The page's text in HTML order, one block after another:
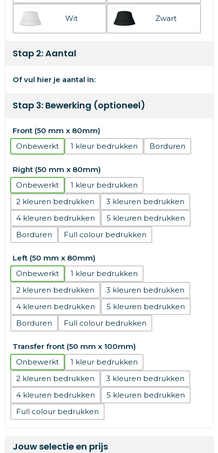
Wit Zwart
Stap 2: Aantal
Of vul hier je aantal in:
Stap 3: Bewerking (optioneel)
Front (50 mm x 80mm)
Onbewerkt
1 Borduren
Right (50 mm x 80mm)
Onbewerkt
1
2
3
4
5
Borduren
Full colour
Left (50 mm x 80mm)
Onbewerkt
1
2
3
4
5
Borduren
Full colour
Transfer front (50 mm x 100mm)
Onbewerkt
1
2
3
4
5
Full colour
Jouw selectie en prijs